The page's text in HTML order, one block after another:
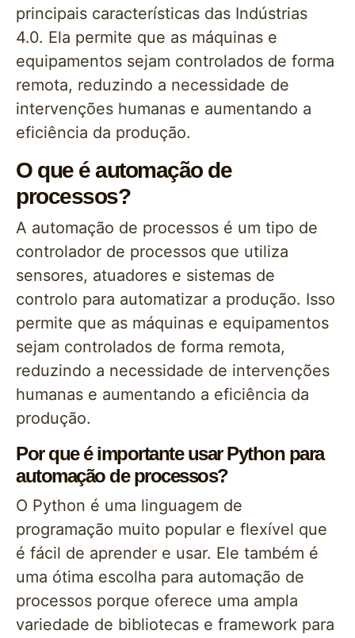
principais características das Indústrias
4.0. Ela permite que as máquinas e
equipamentos sejam controlados de forma
remota, reduzindo a necessidade de
intervenções humanas e aumentando a
eficiência da produção.
O que é automação de
processos?
A automação de processos é um tipo de
controlador de processos que utiliza
sensores, atuadores e sistemas de
controlo para automatizar a produção. Isso
permite que as máquinas e equipamentos
sejam controlados de forma remota,
reduzindo a necessidade de intervenções
humanas e aumentando a eficiência da
produção.
Por que é importante usar Python para
automação de processos?
O Python é uma linguagem de
programação muito popular e flexível que
é fácil de aprender e usar. Ele também é
uma ótima escolha para automação de
processos porque oferece uma ampla
variedade de bibliotecas e framework para